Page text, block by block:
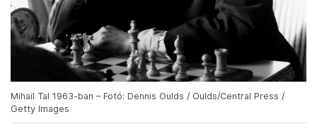
Mihail Tal 1963-ban – Fotó: Dennis Oulds / Oulds/Central Press /
Getty Images